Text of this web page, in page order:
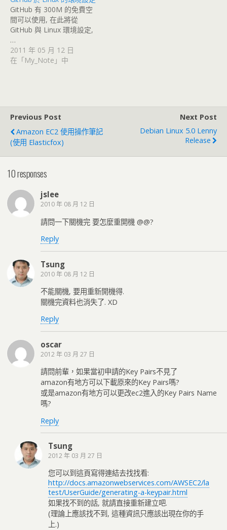
GitHub 有 300M 的免費空
間可以使用, 在此將從
GitHub 與 Linux 環境設定,
…
2011 年 05 月 12 日
在「My_Note」中
Previous Post
Amazon EC2 使用操作筆記
(使用 Elasticfox)
Next Post
Debian Linux 5.0 Lenny
Release
10 responses
jslee
2010 年 08 月 12 日
請問一下關機完 要怎麼重開機 @@?
Reply
Tsung
2010 年 08 月 12 日
不能關機, 要用重新開機得.
關機完資料也消失了. XD
Reply
oscar
2012 年 03 月 27 日
請問前輩，如果當初申請的Key Pairs不見了
amazon有地方可以下載原來的Key Pairs嗎?
或是amazon有地方可以更改ec2進入的Key Pairs Name
嗎?
Reply
Tsung
2012 年 03 月 27 日
您可以到這頁寫得連結去找找看:
http://docs.amazonwebservices.com/AWSEC2/la
test/UserGuide/generating-a-keypair.html
如果找不到的話, 就請直接重新建立吧.
(理論上應該找不到, 這種資訊只應該出現在你的手
上.)